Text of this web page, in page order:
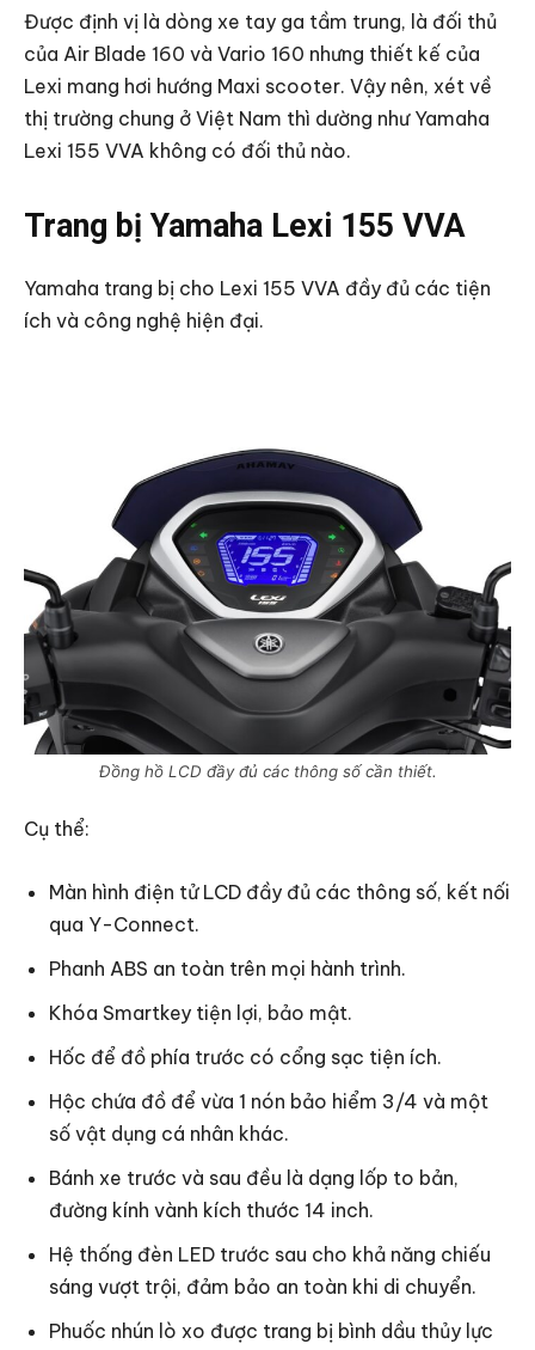
Được định vị là dòng xe tay ga tầm trung, là đối thủ
của Air Blade 160 và Vario 160 nhưng thiết kế của
Lexi mang hơi hướng Maxi scooter. Vậy nên, xét về
thị trường chung ở Việt Nam thì dường như Yamaha
Lexi 155 VVA không có đối thủ nào.
Trang bị Yamaha Lexi 155 VVA
Yamaha trang bị cho Lexi 155 VVA đầy đủ các tiện
ích và công nghệ hiện đại.
Đồng hồ LCD đầy đủ các thông số cần thiết.
Cụ thể:
Màn hình điện tử LCD đầy đủ các thông số, kết nối
qua Y-Connect.
Phanh ABS an toàn trên mọi hành trình.
Khóa Smartkey tiện lợi, bảo mật.
Hốc để đồ phía trước có cổng sạc tiện ích.
Hộc chứa đồ để vừa 1 nón bảo hiểm 3/4 và một
số vật dụng cá nhân khác.
Bánh xe trước và sau đều là dạng lốp to bản,
đường kính vành kích thước 14 inch.
Hệ thống đèn LED trước sau cho khả năng chiếu
sáng vượt trội, đảm bảo an toàn khi di chuyển.
Phuốc nhún lò xo được trang bị bình dầu thủy lực